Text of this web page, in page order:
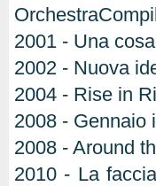
2001 - Una
2002 - Nuova
2004 - Rise in
2008 - Gennaio
2008 - Around
2010 - La